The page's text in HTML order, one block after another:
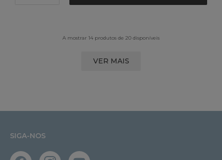
A mostrar 14 produtos de 20 disponíveis
VER MAIS
SIGA-NOS